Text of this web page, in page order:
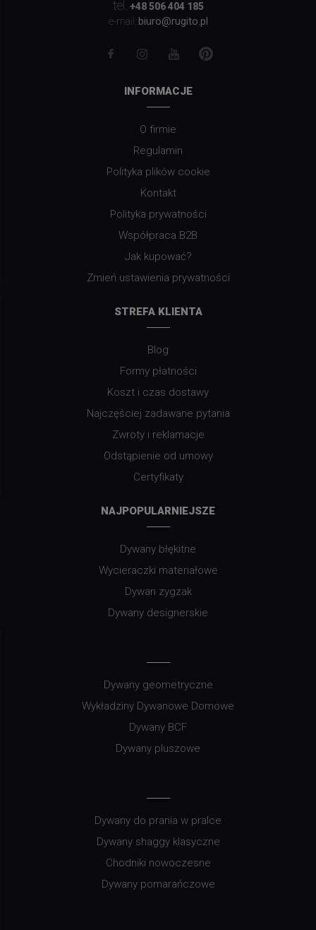
tel. +48 506 404 185
e-mail: biuro@rugito.pl
INFORMACJE
O firmie
Regulamin
Polityka plików cookie
Kontakt
Polityka prywatności
Współpraca B2B
Jak kupować?
Zmień ustawienia prywatności
STREFA KLIENTA
Blog
Formy płatności
Koszt i czas dostawy
Najczęściej zadawane pytania
Zwroty i reklamacje
Odstąpienie od umowy
Certyfikaty
NAJPOPULARNIEJSZE
Dywany błękitne
Wycieraczki materiałowe
Dywan zygzak
Dywany designerskie
Dywany geometryczne
Wykładziny Dywanowe Domowe
Dywany BCF
Dywany pluszowe
Dywany do prania w pralce
Dywany shaggy klasyczne
Chodniki nowoczesne
Dywany pomarańczowe